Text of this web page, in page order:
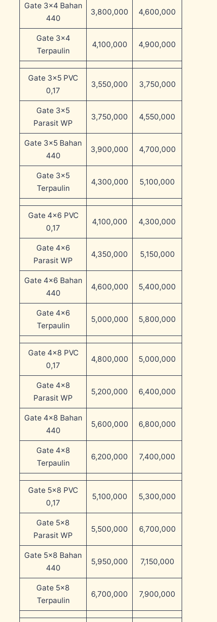
Gate 3×4 Bahan
440
3,800,000 4,600,000
Gate 3×4
Terpaulin
4,100,000 4,900,000
Gate 3×5 PVC
0,17
3,550,000 3,750,000
Gate 3×5
Parasit WP
3,750,000 4,550,000
Gate 3×5 Bahan
440
3,900,000 4,700,000
Gate 3×5
Terpaulin
4,300,000 5,100,000
Gate 4×6 PVC
0,17
4,100,000 4,300,000
Gate 4×6
Parasit WP
4,350,000 5,150,000
Gate 4×6 Bahan
440
4,600,000 5,400,000
Gate 4×6
Terpaulin
5,000,000 5,800,000
Gate 4×8 PVC
0,17
4,800,000 5,000,000
Gate 4×8
Parasit WP
5,200,000 6,400,000
Gate 4×8 Bahan
440
5,600,000 6,800,000
Gate 4×8
Terpaulin
6,200,000 7,400,000
Gate 5×8 PVC
0,17
5,100,000 5,300,000
Gate 5×8
Parasit WP
5,500,000 6,700,000
Gate 5×8 Bahan
440
5,950,000 7,150,000
Gate 5×8
Terpaulin
6,700,000 7,900,000